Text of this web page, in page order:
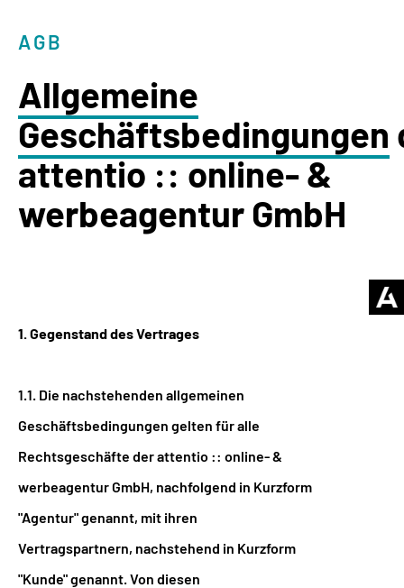
AGB
Allgemeine
Geschäftsbedingungen
attentio :: online- &
werbeagentur GmbH
1. Gegenstand des Vertrages
1.1. Die nachstehenden allgemeinen
Geschäftsbedingungen gelten für alle
Rechtsgeschäfte der attentio :: online- &
werbeagentur GmbH, nachfolgend in Kurzform
"Agentur" genannt, mit ihren
Vertragspartnern, nachstehend in Kurzform
"Kunde" genannt. Von diesen